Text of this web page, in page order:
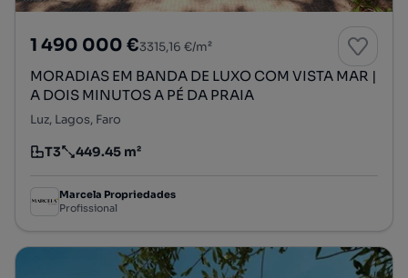
1 490 000 €3315,16 €/m²
MORADIAS EM BANDA DE LUXO COM VISTA MAR |
A DOIS MINUTOS A PÉ DA PRAIA
Luz, Lagos, Faro
Tipologia
T3
Preço por metro quadrado
449.45 m²
Marcela Propriedades
Profissional